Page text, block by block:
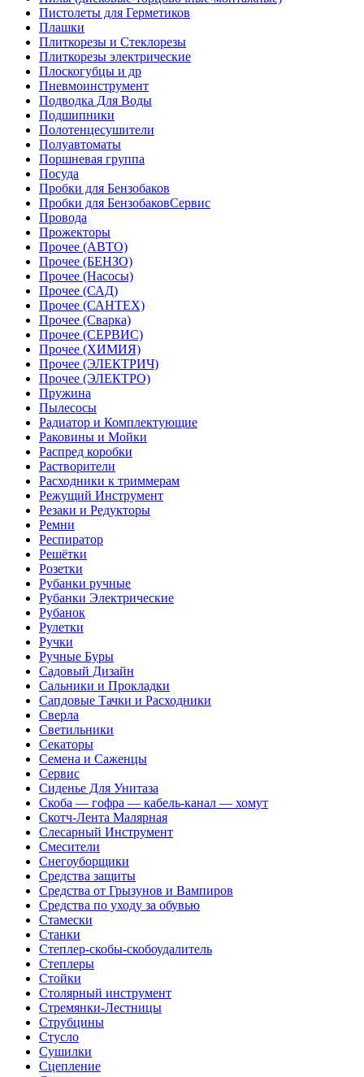
Пистолеты для Герметиков
Плашки
Плиткорезы и Стеклорезы
Плиткорезы электрические
Плоскогубцы и др
Пневмоинструмент
Подводка Для Воды
Подшипники
Полотенцесушители
Полуавтоматы
Поршневая группа
Посуда
Пробки для Бензобаков
Пробки для БензобаковСервис
Провода
Прожекторы
Прочее (АВТО)
Прочее (БЕНЗО)
Прочее (Насосы)
Прочее (САД)
Прочее (САНТЕХ)
Прочее (Сварка)
Прочее (СЕРВИС)
Прочее (ХИМИЯ)
Прочее (ЭЛЕКТРИЧ)
Прочее (ЭЛЕКТРО)
Пружина
Пылесосы
Радиатор и Комплектующие
Раковины и Мойки
Распред коробки
Растворители
Расходники к триммерам
Режущий Инструмент
Резаки и Редукторы
Ремни
Респиратор
Решётки
Розетки
Рубанки ручные
Рубанки Электрические
Рубанок
Рулетки
Ручки
Ручные Буры
Садовый Дизайн
Сальники и Прокладки
Сапдовые Тачки и Расходники
Сверла
Светильники
Секаторы
Семена и Саженцы
Сервис
Сиденье Для Унитаза
Скоба — гофра — кабель-канал — хомут
Скотч-Лента Малярная
Слесарный Инструмент
Смесители
Снегоуборщики
Средства защиты
Средства от Грызунов и Вампиров
Средства по уходу за обувью
Стамески
Станки
Степлер-скобы-скобоудалитель
Степлеры
Стойки
Столярный инструмент
Стремянки-Лестницы
Струбцины
Стусло
Сушилки
Сцепление